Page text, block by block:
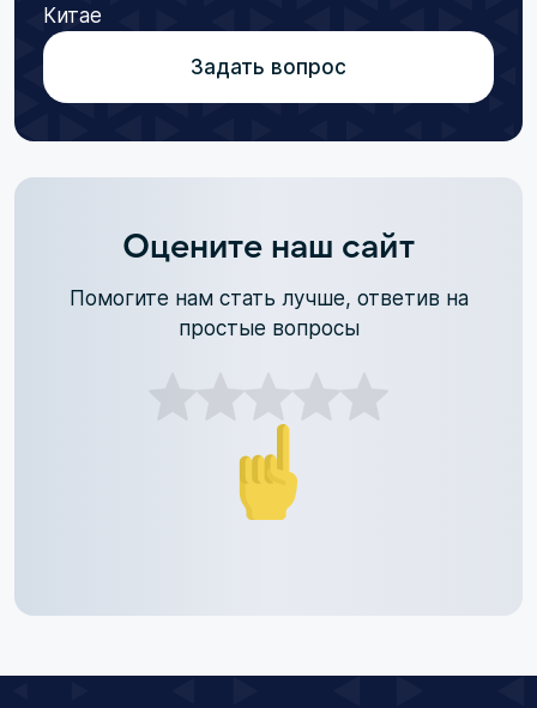
Китае
Задать вопрос
Оцените наш сайт
Помогите нам стать лучше, ответив на
простые вопросы